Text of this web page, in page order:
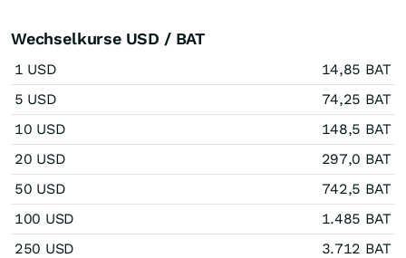
Wechselkurse USD / BAT
1 USD
14,85 BAT
5 USD
74,25 BAT
10 USD
148,5 BAT
20 USD
297,0 BAT
50 USD
742,5 BAT
100 USD
1.485 BAT
250 USD
3.712 BAT